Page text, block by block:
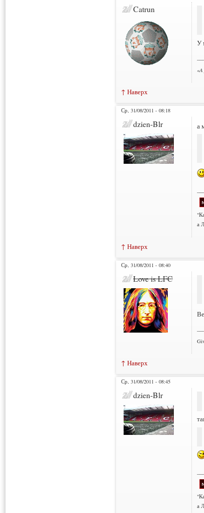
Catrun
У
«A
↑ Наверх
Ср, 31/08/2011 - 08:18
dzien-Blr
а
а
↑ Наверх
Ср, 31/08/2011 - 08:40
Love is LFC
↑ Наверх
Ср, 31/08/2011 - 08:45
dzien-Blr
а